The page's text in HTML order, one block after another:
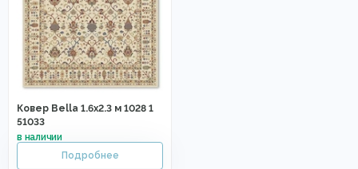
Ковер Bella 1.6x2.3 м 1028 1
51033